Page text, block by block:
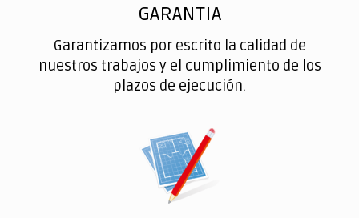
GARANTIA
Garantizamos por escrito la calidad de
nuestros trabajos y el cumplimiento de los
plazos de ejecución.